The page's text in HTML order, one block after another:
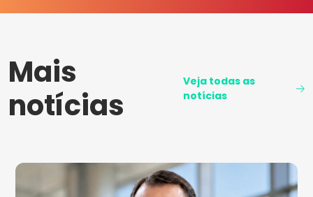
Mais
notícias
Veja todas as
notícias